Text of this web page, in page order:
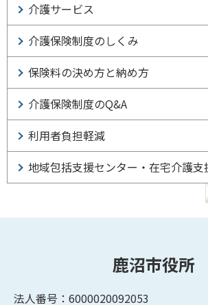
介護サービス
介護保険制度のしくみ
保険料の決め方と納め方
介護保険制度のQ&A
利用者負担軽減
地域包括支援センター・在宅介護支
鹿沼市役所
法人番号：6000020092053